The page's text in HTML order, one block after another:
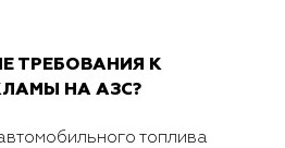
ТРЕБОВАНИЯ К
НА АЗС?
топлива